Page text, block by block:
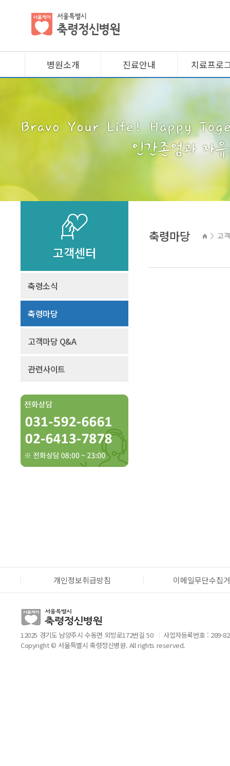
병원소개 진료안내 치료프로
고객센터
축령소식
축령마당
고객마당 Q&A
관련사이트
축령마당 > 고
개인정보취급방침 이메일무단수집
12025 경기도 남양주시 수동면 외방로172번길 50
사업자등록번호 : 289-
Copyright © 서울특별시 축령정신병원. All rights reserved.